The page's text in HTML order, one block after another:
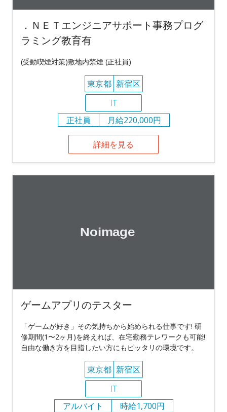
．ＮＥＴエンジニアサポート事務プログ
ラミング教育有
(受動喫煙対策)敷地内禁煙 (正社員)
東京都 新宿区
IT
正社員
月給220,000円
詳細を見る
ゲームアプリのテスター
「ゲームが好き」その気持ちから始められる仕事です! 研
修期間(1〜2ヶ月)を終えれば、在宅勤務テレワークも可能!
自由な働き方を目指したい方にもピッタリの環境です。
東京都 新宿区
IT
アルバイト
時給1,700円